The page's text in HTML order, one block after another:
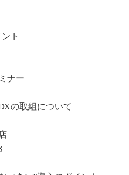
ト
ナー
の取組について